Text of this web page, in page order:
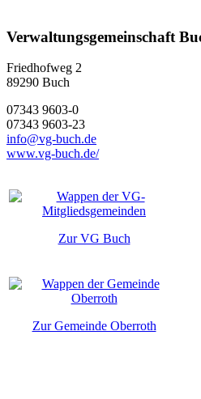
Verwaltungsgemeinschaft
Friedhofweg 2
89290 Buch
07343 9603-0
07343 9603-23
info@vg-buch.de
www.vg-buch.de/
Zur VG Buch
Zur Gemeinde Oberroth